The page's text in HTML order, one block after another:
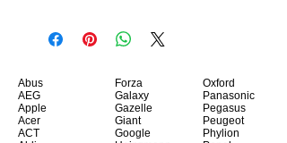
Abus
AEG
Apple
Acer
ACT
Forza
Galaxy
Gazelle
Giant
Google
Oxford
Panasonic
Pegasus
Peugeot
Phylion